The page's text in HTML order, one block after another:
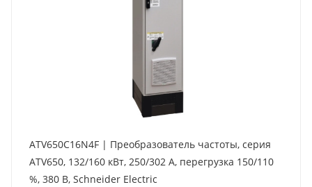
ATV650C16N4F | Преобразователь частоты, серия
ATV650, 132/160 кВт, 250/302 А, перегрузка 150/110
%, 380 В, Schneider Electric